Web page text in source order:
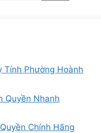
Tính Phường Hoành
Quyền Nhanh
Chính Hãng